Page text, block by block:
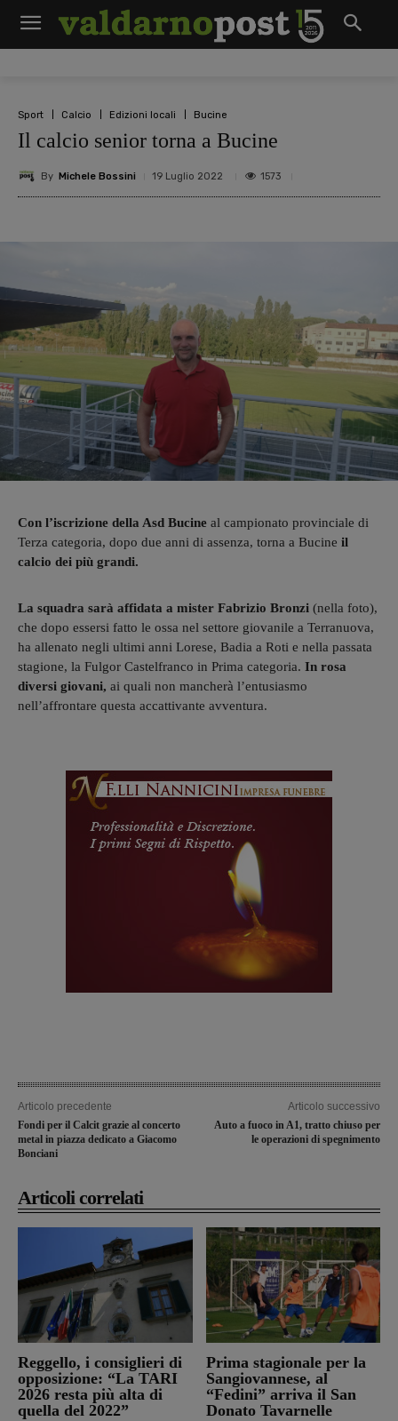
Sport Calcio Edizioni locali Bucine
Il calcio senior torna a Bucine
By Michele Bossini 19 Luglio 2022 1573
Con l’iscrizione della Asd Bucine al campionato provinciale di
Terza categoria, dopo due anni di assenza, torna a Bucine il
calcio dei più grandi.
La squadra sarà affidata a mister Fabrizio Bronzi (nella foto),
che dopo essersi fatto le ossa nel settore giovanile a Terranuova,
ha allenato negli ultimi anni Lorese, Badia a Roti e nella passata
stagione, la Fulgor Castelfranco in Prima categoria. In rosa
diversi giovani, ai quali non mancherà l’entusiasmo
nell’affrontare questa accattivante avventura.
Articolo precedente
Fondi per il Calcit grazie al concerto
metal in piazza dedicato a Giacomo
Bonciani
Articolo successivo
Auto a fuoco in A1, tratto chiuso per
le operazioni di spegnimento
Articoli correlati
Reggello, i consiglieri di
opposizione: “La TARI
2026 resta più alta di
quella del 2022”
Prima stagionale per la
Sangiovannese, al
“Fedini” arriva il San
Donato Tavarnelle